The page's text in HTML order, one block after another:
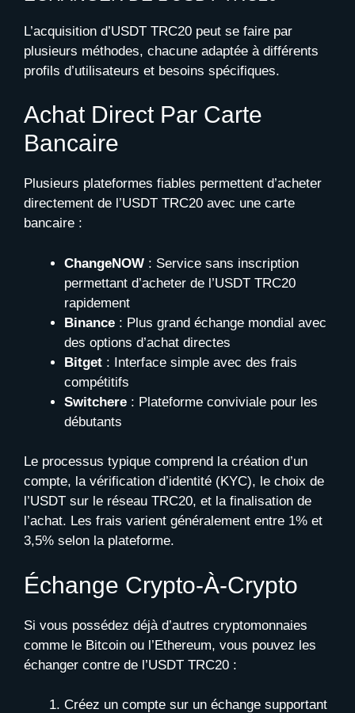
L’acquisition d’USDT TRC20 peut se faire par
plusieurs méthodes, chacune adaptée à différents
profils d’utilisateurs et besoins spécifiques.
Achat Direct Par Carte
Bancaire
Plusieurs plateformes fiables permettent d’acheter
directement de l’USDT TRC20 avec une carte
bancaire :
ChangeNOW : Service sans inscription
permettant d’acheter de l’USDT TRC20
rapidement
Binance : Plus grand échange mondial avec
des options d’achat directes
Bitget : Interface simple avec des frais
compétitifs
Switchere : Plateforme conviviale pour les
débutants
Le processus typique comprend la création d’un
compte, la vérification d’identité (KYC), le choix de
l’USDT sur le réseau TRC20, et la finalisation de
l’achat. Les frais varient généralement entre 1% et
3,5% selon la plateforme.
Échange Crypto-À-Crypto
Si vous possédez déjà d’autres cryptomonnaies
comme le Bitcoin ou l’Ethereum, vous pouvez les
échanger contre de l’USDT TRC20 :
Créez un compte sur un échange supportant